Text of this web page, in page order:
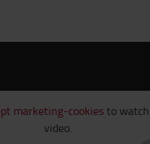
marketing-cookiesto
video.